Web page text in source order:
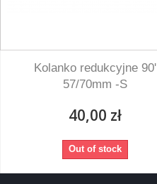
Kolanko redukcyjne 90'
57/70mm -S
40,00 zł
Out of stock